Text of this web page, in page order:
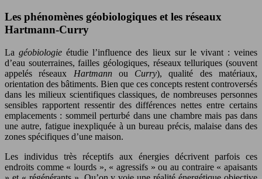
Les phénomènes géobiologiques et les réseaux
Hartmann-Curry
Lagéobiologie étudie l’influence des lieux sur le vivant : veines
d’eau souterraines, failles géologiques, réseaux telluriques (souvent
appelés réseaux Hartmannou Curry), qualité des matériaux,
orientation des bâtiments. Bien que ces concepts restent controversés
dans les milieux scientifiques classiques, de nombreuses personnes
sensibles rapportent ressentir des différences nettes entre certains
emplacements : sommeil perturbé dans une chambre mais pas dans
une autre, fatigue inexpliquée à un bureau précis, malaise dans des
zones spécifiques d’une maison.
Les individus très réceptifs aux énergies décrivent parfois ces
endroits comme « lourds », « agressifs » ou au contraire « apaisants